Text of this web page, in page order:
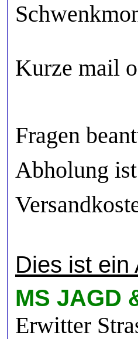
Kurze mail
Fragen
Abholung
Dies ist ein
MS JAGD
Erwitter